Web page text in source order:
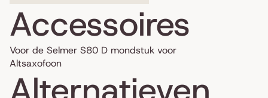
Accessoires
Voor de Selmer S80 D mondstuk voor
Altsaxofoon